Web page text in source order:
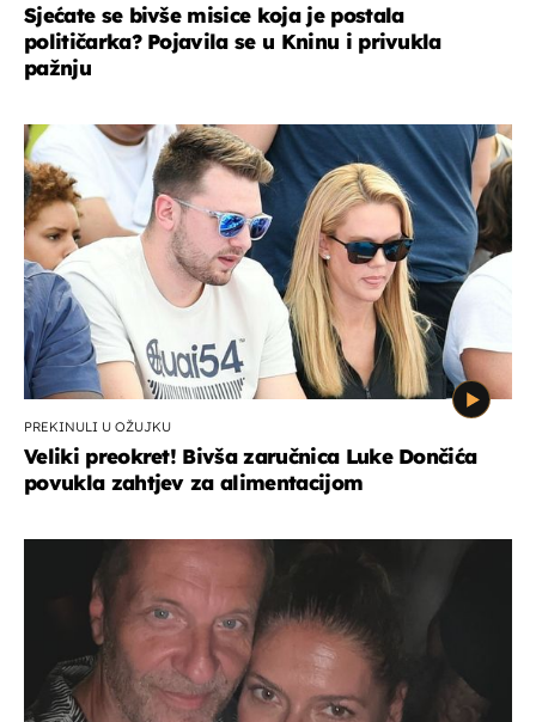
Sjećate se bivše misice koja je postala
političarka? Pojavila se u Kninu i privukla
pažnju
PREKINULI U OŽUJKU
Veliki preokret! Bivša zaručnica Luke Dončića
povukla zahtjev za alimentacijom